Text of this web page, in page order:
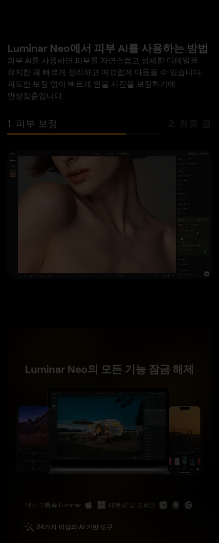
Luminar Neo에서 피부 AI를 사용하는 방법
피부 AI를 사용하면 피부를 자연스럽고 섬세한 디테일을
유지한 채 빠르게 정리하고 매끄럽게 다듬을 수 있습니다.
과도한 보정 없이 빠르게 인물 사진을 보정하기에
안성맞춤입니다.
1. 피부 보정 2. 최종 결
Luminar Neo의 모든 기능 잠금 해제
데스크톱용 Luminar 태블릿 및 모바일
24가지 이상의 AI 기반 도구